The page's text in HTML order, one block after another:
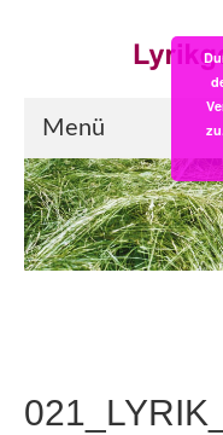
Menü
Start
LYRIK:POST